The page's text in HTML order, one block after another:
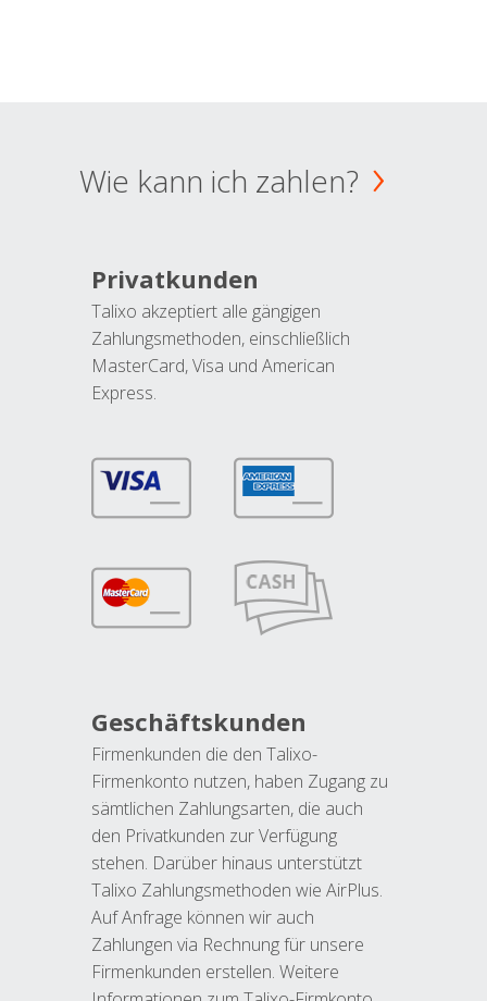
Wie kann ich zahlen?
Privatkunden
Talixo akzeptiert alle gängigen
Zahlungsmethoden, einschließlich
MasterCard, Visa und American
Express.
Geschäftskunden
Firmenkunden die den Talixo-
Firmenkonto nutzen, haben Zugang zu
sämtlichen Zahlungsarten, die auch
den Privatkunden zur Verfügung
stehen. Darüber hinaus unterstützt
Talixo Zahlungsmethoden wie AirPlus.
Auf Anfrage können wir auch
Zahlungen via Rechnung für unsere
Firmenkunden erstellen. Weitere